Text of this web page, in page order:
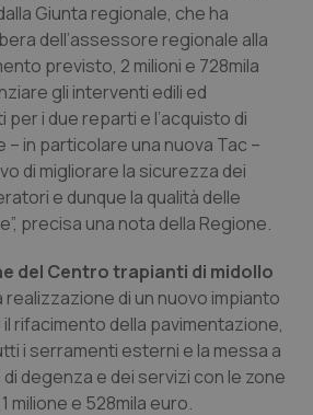
Giulia
Giunta regionale, che ha
dell’assessore regionale alla
previsto, 2 milioni e 728mila
gli interventi edili ed
i due reparti e l’acquisto di
in particolare una nuova Tac –
di migliorare la sicurezza dei
e dunque la qualità delle
precisa una nota della Regione.
del Centro trapianti di midollo
di un nuovo impianto
rifacimento della pavimentazione,
i serramenti esterni e la messa a
degenza e dei servizi con le zone
milione e 528mila euro.